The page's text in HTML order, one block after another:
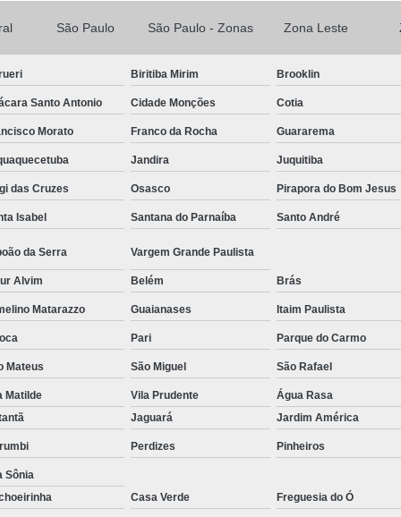
São Paulo São Paulo - Zonas Zona Leste
Biritiba Mirim Brooklin
Santo Antonio Cidade Monções Cotia
Morato Franco da Rocha Guararema
Jandira Juquitiba
das Cruzes Osasco Pirapora do Bom Jesus
Isabel Santana do Parnaíba Santo André
da Serra Vargem Grande Paulista
Alvim Belém Brás
Matarazzo Guaianases Itaim Paulista
Pari Parque do Carmo
Mateus São Miguel São Rafael
Matilde Vila Prudente
Água Rasa
Jaguará Jardim América
Perdizes Pinheiros
Sônia
Casa Verde Freguesia do Ó